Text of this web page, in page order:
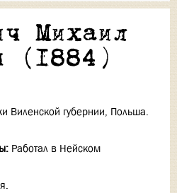
Михаил
(1884)
Виленской губернии, Польша.
Работал в Нейском